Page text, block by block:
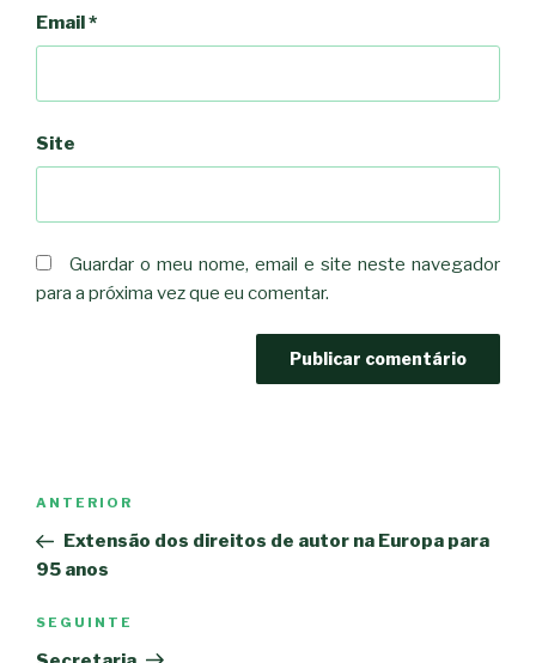
Email*
Site
Guardar o meu nome, email e site neste navegador
para a próxima vez que eu comentar.
artigos
Conteúdo
anterior
ANTERIOR
Extensão dos direitos de autor na Europa para
95 anos
Conteúdo
seguinte
SEGUINTE